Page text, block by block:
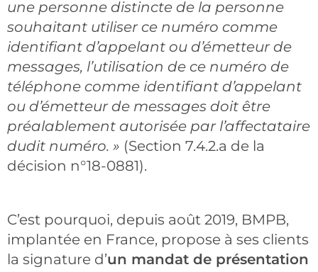
une personne distincte de la personne
souhaitant utiliser ce numéro comme
identifiant d’appelant ou d’émetteur de
messages, l’utilisation de ce numéro de
téléphone comme identifiant d’appelant
ou d’émetteur de messages doit être
préalablement autorisée par l’affectataire
dudit numéro. » (Section 7.4.2.a de la
décision n°18-0881).
C’est pourquoi, depuis août 2019, BMPB,
implantée en France, propose à ses clients
la signature d’un mandat de présentation